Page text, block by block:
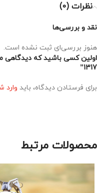
نظرات (0)
نقد و بررسی‌ها
هنوز بررسی‌ای ثبت نشده است.
اولین کسی باشید که دیدگاهی
1317”
برای فرستادن دیدگاه، باید وارد
محصولات مرتبط